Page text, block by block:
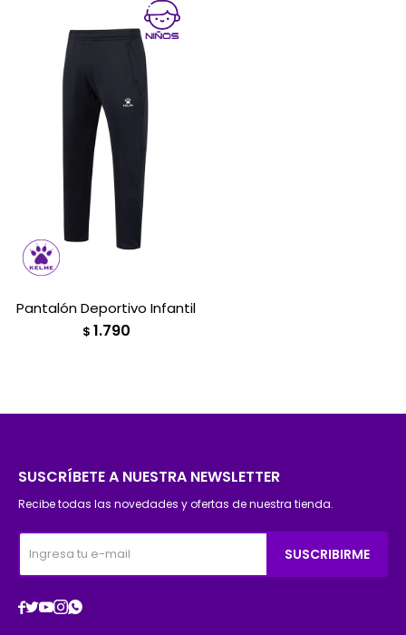
Pantalón Deportivo Infantil
$ 1.790
SUSCRÍBETE A NUESTRA NEWSLETTER
Recibe todas las novedades y ofertas de nuestra tienda.
SUSCRIBIRME
